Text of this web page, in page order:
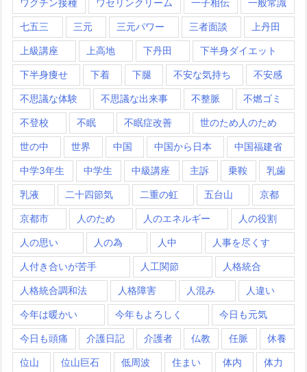
ワクチン接種 ワセリンクリーム 一子相伝 一般常識
七五三 三元 三元パワー 三者面談 上丹田
上級講座 上高地 下丹田 下半身ダイエット
下半身痩せ 下着 下腿 不安な気持ち 不安感
不思議な体験 不思議な出来事 不整脈 不燃ゴミ
不登校 不眠 不眠症改善 世のため人のため
世の中 世界 中国 中国から日本 中国福建省
中学3年生 中学生 中級講座 主訴 乗鞍 乳歯
乳液 二十四節気 二重の虹 五台山 京都
京都市 人のため 人のエネルギー 人の役割
人の思い 人の為 人中 人事を尽くす
人付き合いが苦手 人工関節 人格統合
人格統合調和法 人格障害 人混み 人違い
今年は暖かい 今年もよろしく 今日も元気
今日も頭痛 介護日記 介護者 仏教 任脈 休養
位山 位山巨石 低周波 住まい 体内 体力